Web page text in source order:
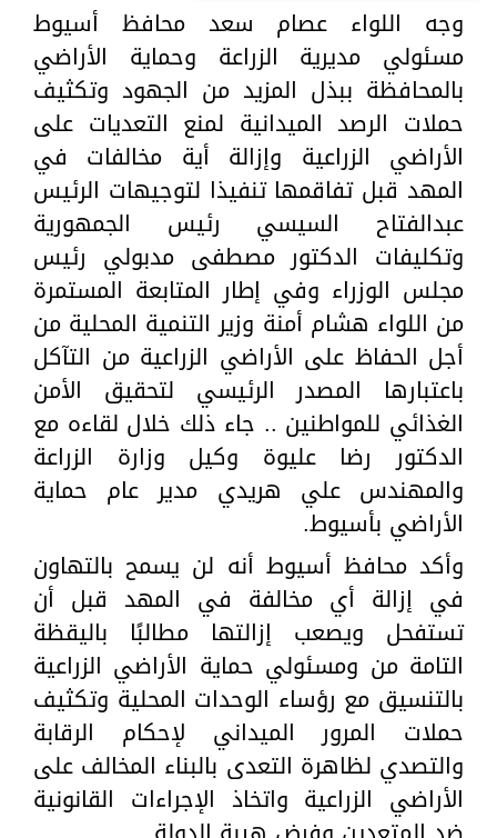
وجه اللواء عصام سعد محافظ أسيوط
مسئولي مديرية الزراعة وحماية الأراضي
بالمحافظة ببذل المزيد من الجهود وتكثيف
حملات الرصد الميدانية لمنع التعديات على
الأراضي الزراعية وإزالة أية مخالفات في
المهد قبل تفاقمها تنفيذا لتوجيهات الرئيس
عبدالفتاح السيسي رئيس الجمهورية
وتكليفات الدكتور مصطفى مدبولي رئيس
مجلس الوزراء وفي إطار المتابعة المستمرة
من اللواء هشام أمنة وزير التنمية المحلية من
أجل الحفاظ على الأراضي الزراعية من التآكل
باعتبارها المصدر الرئيسي لتحقيق الأمن
الغذائي للمواطنين .. جاء ذلك خلال لقاءه مع
الدكتور رضا عليوة وكيل وزارة الزراعة
والمهندس علي هريدي مدير عام حماية
الأراضي بأسيوط.
وأكد محافظ أسيوط أنه لن يسمح بالتهاون
في إزالة أي مخالفة في المهد قبل أن
تستفحل ويصعب إزالتها مطالبًا باليقظة
التامة من ومسئولي حماية الأراضي الزراعية
بالتنسيق مع رؤساء الوحدات المحلية وتكثيف
حملات المرور الميداني لإحكام الرقابة
والتصدي لظاهرة التعدى بالبناء المخالف على
الأراضي الزراعية واتخاذ الإجراءات القانونية